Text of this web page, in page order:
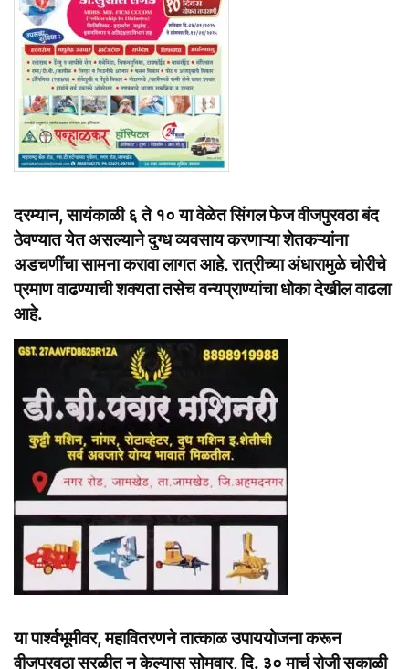
दरम्यान, सायंकाळी ६ ते १० या वेळेत सिंगल फेज वीजपुरवठा बंद
ठेवण्यात येत असल्याने दुग्ध व्यवसाय करणाऱ्या शेतकऱ्यांना
अडचणींचा सामना करावा लागत आहे. रात्रीच्या अंधारामुळे चोरीचे
प्रमाण वाढण्याची शक्यता तसेच वन्यप्राण्यांचा धोका देखील वाढला
आहे.
या पार्श्वभूमीवर, महावितरणने तात्काळ उपाययोजना करून
वीजपुरवठा सुरळीत न केल्यास सोमवार, दि. ३० मार्च रोजी सकाळी